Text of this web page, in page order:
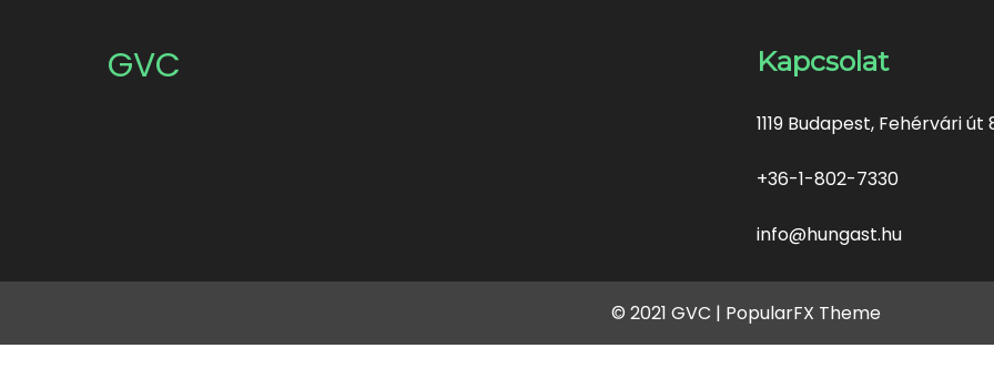
GVC Kapcsolat
1119 Budapest, Fehérvári út
+36-1-802-7330
info@hungast.hu
© 2021 GVC | PopularFX Theme